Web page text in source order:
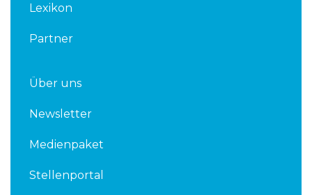
Lexikon
Partner
Über uns
Newsletter
Medienpaket
Stellenportal